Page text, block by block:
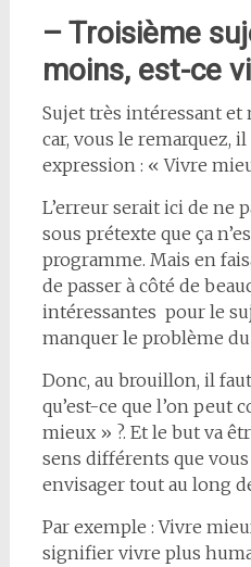
– Troisième
moins, est-ce
Sujet très intéressant
car, vous le remarquez,
expression : « Vivre
L’erreur serait ici de ne
sous prétexte que ça
programme. Mais en
de passer à côté de
intéressantes pour le
manquer le problème
Donc, au brouillon, il
qu’est-ce que l’on peut
mieux » ?. Et le but va
sens différents que
envisager tout au long
Par exemple : Vivre
signifier vivre plus